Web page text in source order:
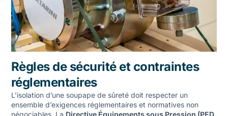
Règles de sécurité et contraintes
réglementaires
L’isolation d’une soupape de sûreté doit respecter un
ensemble d’exigences réglementaires et normatives non
négociables. La Directive Équipements sous Pression (PED